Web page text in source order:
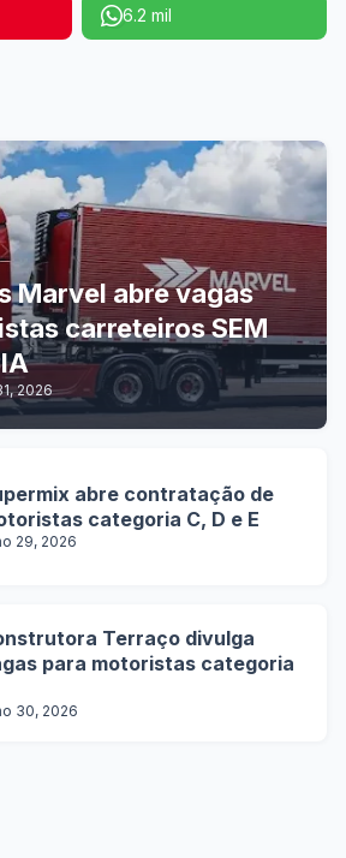
6.2 mil
Marvel abre vagas
carreteiros SEM
2026
abre contratação de
categoria C, D e E
29, 2026
Terraço divulga
para motoristas categoria
30, 2026